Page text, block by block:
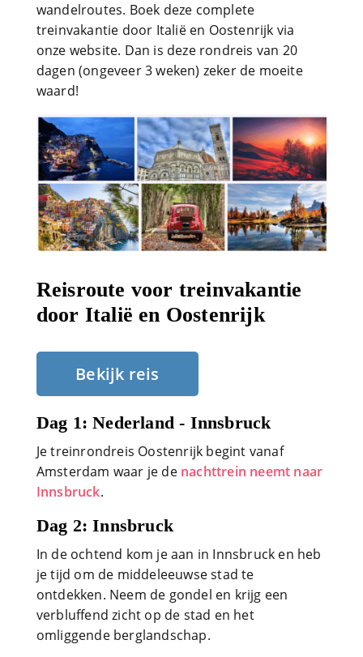
wandelroutes. Boek deze complete
treinvakantie door Italië en Oostenrijk via
onze website. Dan is deze rondreis van 20
dagen (ongeveer 3 weken) zeker de moeite
waard!
Reisroute voor treinvakantie
door Italië en Oostenrijk
Bekijk reis
Dag 1: Nederland - Innsbruck
Je treinrondreis Oostenrijk begint vanaf
Amsterdam waar je de nachttrein neemt naar
Innsbruck.
Dag 2: Innsbruck
In de ochtend kom je aan in Innsbruck en heb
je tijd om de middeleeuwse stad te
ontdekken. Neem de gondel en krijg een
verbluffend zicht op de stad en het
omliggende berglandschap.